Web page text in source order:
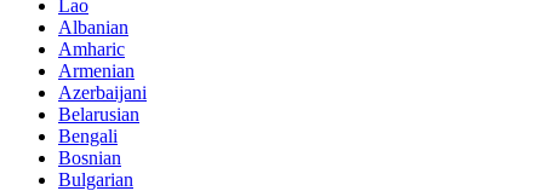
Lao
Albanian
Amharic
Armenian
Azerbaijani
Belarusian
Bengali
Bosnian
Bulgarian